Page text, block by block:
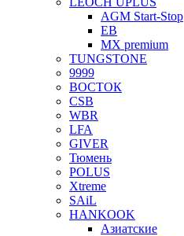
AGM Start-Stop
EB
MX premium
TUNGSTONE
9999
ВОСТОК
CSB
WBR
LFA
GIVER
Тюмень
POLUS
Xtreme
SAiL
HANKOOK
Азиатские